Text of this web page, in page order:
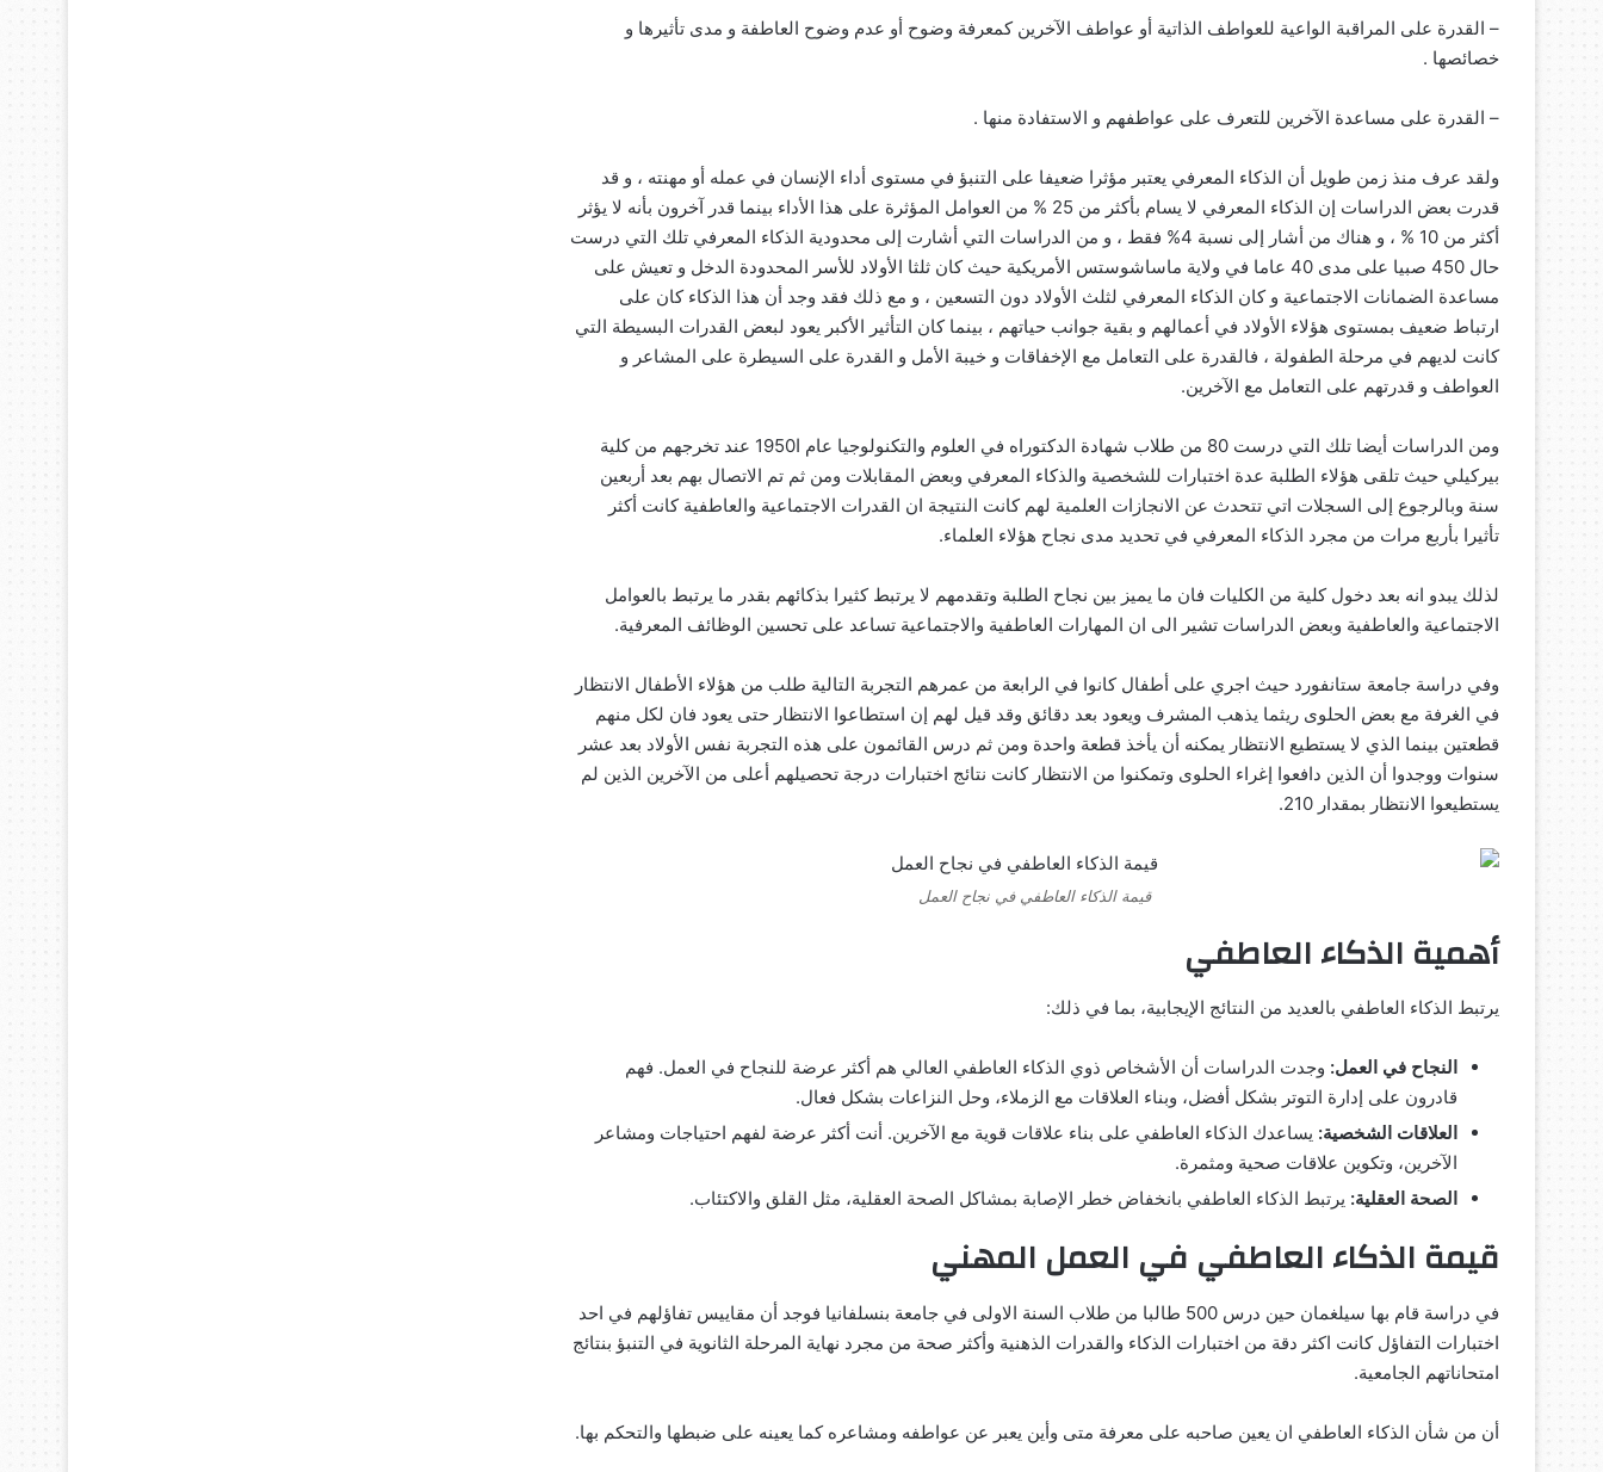
– القدرة على المراقبة الواعية للعواطف الذاتية أو عواطف الآخرين كمعرفة وضوح أو عدم وضوح العاطفة و مدى تأثيرها و
خصائصها .
– القدرة على مساعدة الآخرين للتعرف على عواطفهم و الاستفادة منها .
ولقد عرف منذ زمن طويل أن الذكاء المعرفي يعتبر مؤثرا ضعيفا على التنبؤ في مستوى أداء الإنسان في عمله أو مهنته ، و قد
قدرت بعض الدراسات إن الذكاء المعرفي لا يسام بأكثر من 25 % من العوامل المؤثرة على هذا الأداء بينما قدر آخرون بأنه لا يؤثر
أكثر من 10 % ، و هناك من أشار إلى نسبة 4% فقط ، و من الدراسات التي أشارت إلى محدودية الذكاء المعرفي تلك التي درست
حال 450 صبيا على مدى 40 عاما في ولاية ماساشوستس الأمريكية حيث كان ثلثا الأولاد للأسر المحدودة الدخل و تعيش على
مساعدة الضمانات الاجتماعية و كان الذكاء المعرفي لثلث الأولاد دون التسعين ، و مع ذلك فقد وجد أن هذا الذكاء كان على
ارتباط ضعيف بمستوى هؤلاء الأولاد في أعمالهم و بقية جوانب حياتهم ، بينما كان التأثير الأكبر يعود لبعض القدرات البسيطة التي
كانت لديهم في مرحلة الطفولة ، فالقدرة على التعامل مع الإخفاقات و خيبة الأمل و القدرة على السيطرة على المشاعر و
العواطف و قدرتهم على التعامل مع الآخرين.
ومن الدراسات أيضا تلك التي درست 80 من طلاب شهادة الدكتوراه في العلوم والتكنولوجيا عام ا1950 عند تخرجهم من كلية
بيركيلي حيث تلقى هؤلاء الطلبة عدة اختبارات للشخصية والذكاء المعرفي وبعض المقابلات ومن ثم تم الاتصال بهم بعد أربعين
سنة وبالرجوع إلى السجلات اتي تتحدث عن الانجازات العلمية لهم كانت النتيجة ان القدرات الاجتماعية والعاطفية كانت أكثر
تأثيرا بأربع مرات من مجرد الذكاء المعرفي في تحديد مدى نجاح هؤلاء العلماء.
لذلك يبدو انه بعد دخول كلية من الكليات فان ما يميز بين نجاح الطلبة وتقدمهم لا يرتبط كثيرا بذكائهم بقدر ما يرتبط بالعوامل
الاجتماعية والعاطفية وبعض الدراسات تشير الى ان المهارات العاطفية والاجتماعية تساعد على تحسين الوظائف المعرفية.
وفي دراسة جامعة ستانفورد حيث اجري على أطفال كانوا في الرابعة من عمرهم التجربة التالية طلب من هؤلاء الأطفال الانتظار
في الغرفة مع بعض الحلوى ريثما يذهب المشرف ويعود بعد دقائق وقد قيل لهم إن استطاعوا الانتظار حتى يعود فان لكل منهم
قطعتين بينما الذي لا يستطيع الانتظار يمكنه أن يأخذ قطعة واحدة ومن ثم درس القائمون على هذه التجربة نفس الأولاد بعد عشر
سنوات ووجدوا أن الذين دافعوا إغراء الحلوى وتمكنوا من الانتظار كانت نتائج اختبارات درجة تحصيلهم أعلى من الآخرين الذين لم
يستطيعوا الانتظار بمقدار 210.
قيمة الذكاء العاطفي في نجاح العمل
أهمية الذكاء العاطفي
يرتبط الذكاء العاطفي بالعديد من النتائج الإيجابية، بما في ذلك:
النجاح في العمل: وجدت الدراسات أن الأشخاص ذوي الذكاء العاطفي العالي هم أكثر عرضة للنجاح في العمل. فهم
قادرون على إدارة التوتر بشكل أفضل، وبناء العلاقات مع الزملاء، وحل النزاعات بشكل فعال.
العلاقات الشخصية: يساعدك الذكاء العاطفي على بناء علاقات قوية مع الآخرين. أنت أكثر عرضة لفهم احتياجات ومشاعر
الآخرين، وتكوين علاقات صحية ومثمرة.
الصحة العقلية: يرتبط الذكاء العاطفي بانخفاض خطر الإصابة بمشاكل الصحة العقلية، مثل القلق والاكتئاب.
قيمة الذكاء العاطفي في العمل المهني
في دراسة قام بها سيلغمان حين درس 500 طالبا من طلاب السنة الاولى في جامعة بنسلفانيا فوجد أن مقاييس تفاؤلهم في احد
اختبارات التفاؤل كانت اكثر دقة من اختبارات الذكاء والقدرات الذهنية وأكثر صحة من مجرد نهاية المرحلة الثانوية في التنبؤ بنتائج
امتحاناتهم الجامعية.
أن من شأن الذكاء العاطفي ان يعين صاحبه على معرفة متى وأين يعبر عن عواطفه ومشاعره كما يعينه على ضبطها والتحكم بها.